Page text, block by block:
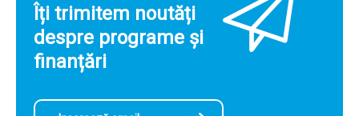
Îți trimitem noutăți
despre programe și
finanțări